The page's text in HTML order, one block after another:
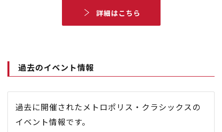
詳細はこちら
過去のイベント情報
過去に開催されたメトロポリス・クラシックスの
イベント情報です。